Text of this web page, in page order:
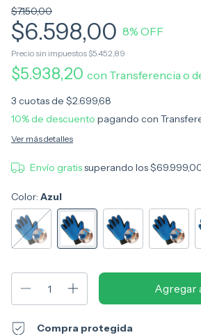
$7.150,00
$6.598,00 8% OFF
Precio sin impuestos $5.452,89
$5.938,20 con Transferencia o
3 cuotas de $2.699,68
10% de descuento pagando con
Ver más detalles
Envío gratissuperando los
Color: Azul
Compra protegida